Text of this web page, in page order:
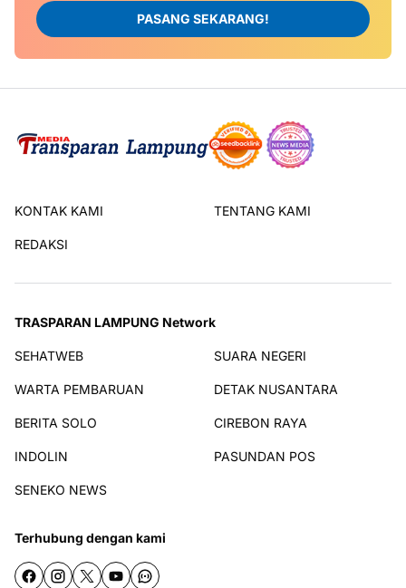
PASANG SEKARANG!
KONTAK KAMI TENTANG KAMI
REDAKSI
TRASPARAN LAMPUNG Network
SEHATWEB SUARA NEGERI
WARTA PEMBARUAN DETAK NUSANTARA
BERITA SOLO CIREBON RAYA
INDOLIN PASUNDAN POS
SENEKO NEWS
Terhubung dengan kami